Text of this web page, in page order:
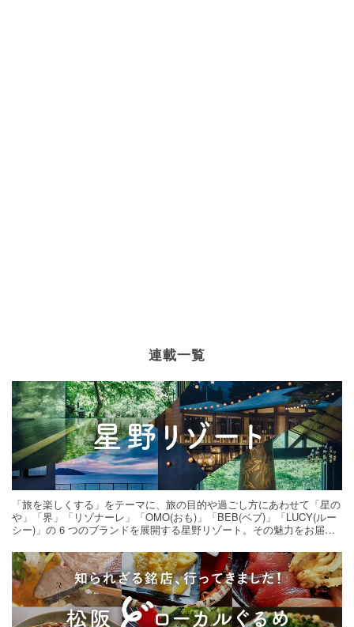
連載一覧
「旅を楽しくする」をテーマに、旅の目的や過ごし方にあわせて「星の
や」「界」「リゾナーレ」「OMO(おも)」「BEB(ベブ)」「LUCY(ルー
シー)」の 6 つのブランドを展開する星野リゾート。その魅力をお届け